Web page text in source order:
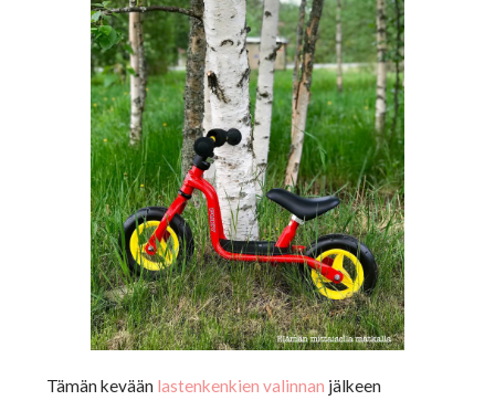
Tämän kevään lastenkenkien valinnan jälkeen